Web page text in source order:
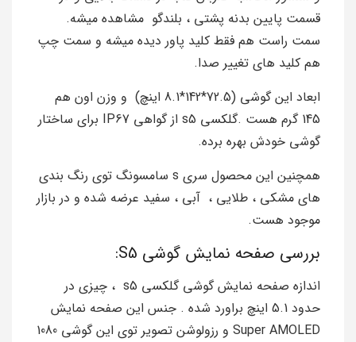
قسمت پایین بدنه پشتی ، بلندگو مشاهده میشه.
سمت راست هم فقط کلید پاور دیده میشه و سمت چپ
هم کلید های تغییر صدا.
ابعاد این گوشی (72.5*142*8.1 اینچ) و وزن اون هم
145 گرم هست .گلکسی s5 از گواهی IP67 برای ساختار
گوشی خودش بهره برده.
همچنین این محصول سری s سامسونگ توی رنگ بندی
های مشکی ، طلایی ، آبی ، سفید عرضه شده و در بازار
موجود هست.
بررسی صفحه نمایش گوشی S5:
اندازه صفحه نمایش گوشی گلکسی s5 ، چیزی در
حدود 5.1 اینچ براورد شده . جنس این صفحه نمایش
Super AMOLED و رزولوشن تصویر توی این گوشی 1080